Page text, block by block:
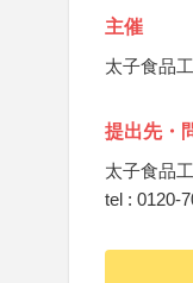
主催
太子食品
提出先・
太子食品
tel : 0120-